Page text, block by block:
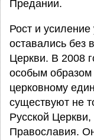
Предании.
Рост и
оставались без
Церкви. В 2008
особым образом
церковному
существуют не
Русской
Православия.